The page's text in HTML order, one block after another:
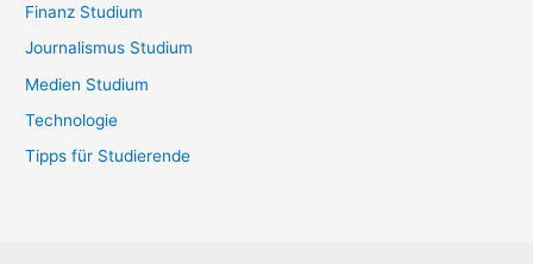
Finanz Studium
Journalismus Studium
Medien Studium
Technologie
Tipps für Studierende